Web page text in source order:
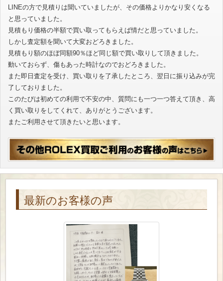
LINEの方で見積りは聞いていましたが、その価格よりかなり安くなる
と思っていました。
見積もり価格の半額で買い取ってもらえば情だと思っていました。
しかし査定額を聞いて大変おどろきました。
見積もり額のほぼ同額90％ほど同じ額で買い取りして頂きました。
動いておらず、傷もあった時計なのでおどろきました。
また即日査定を受け、買い取りを了承したところ、翌日に振り込みが完
了しておりました。
このたびは初めての利用で不安の中、質問にも一つ一つ答えて頂き、高
く買い取りをしてくれて、ありがとうございます。
またご利用させて頂きたいと思います。
最新のお客様の声